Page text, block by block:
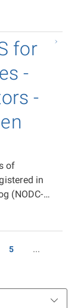
for
-
-
of
in
(NODC-
5